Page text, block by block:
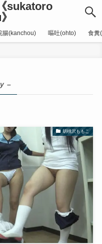
sukatoro
腸(kanchou) 嘔吐(ohto) 食糞
–
胡桃沢ももこ